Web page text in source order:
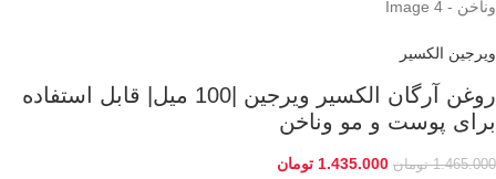
ویرجین الکسیر
روغن آرگان الکسیر ویرجین |100 میل| قابل استفاده
برای پوست و مو وناخن
1.465.000 تومان 1.435.000 تومان